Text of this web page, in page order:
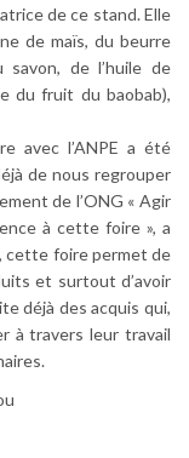
de ce stand. Elle
de maïs, du beurre
de l’huile de
du fruit du baobab),
avec l’ANPE a été
de nous regrouper
de l’ONG « Agir
à cette foire », a
cette foire permet de
et surtout d’avoir
déjà des acquis qui,
à travers leur travail